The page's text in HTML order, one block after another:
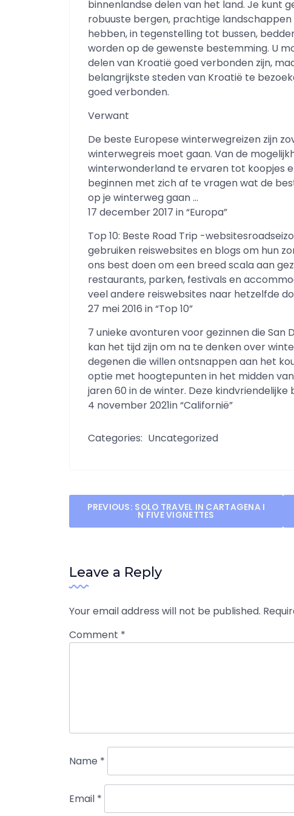
binnenlandse delen van het land. Je kunt
robuuste bergen, prachtige
hebben, in tegenstelling tot bussen,
worden op de gewenste bestemming. U
delen van Kroatië goed verbonden zijn,
belangrijkste steden van Kroatië te
goed verbonden.
Verwant
De beste Europese winterwegreizen zijn
winterwegreis moet gaan. Van de
winterwonderland te ervaren tot koopjes
beginnen met zich af te vragen wat de
op je winterweg gaan …
17 december 2017 in “Europa”
Top 10: Beste Road Trip -
gebruiken reiswebsites en blogs om hun
ons best doen om een breed scala aan
restaurants, parken, festivals en
veel andere reiswebsites naar hetzelfde
27 mei 2016 in “Top 10”
7 unieke avonturen voor gezinnen die San
kan het tijd zijn om na te denken over
degenen die willen ontsnappen aan het
optie met hoogtepunten in het midden
jaren 60 in de winter. Deze
4 november 2021in “Californië”
Categories: Uncategorized
Post
PREVIOUS: SOLO TRAVEL IN CARTAGENA I
N FIVE VIGNETTES
Leave a Reply
Your email address will not be published.
Comment *
Name *
Email *